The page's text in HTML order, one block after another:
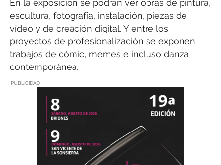
En la exposición se podrán ver obras de pintura,
escultura, fotografía, instalación, piezas de
vídeo y de creación digital. Y entre los
proyectos de profesionalización se exponen
trabajos de cómic, memes e incluso danza
contemporánea.
PUBLICIDAD